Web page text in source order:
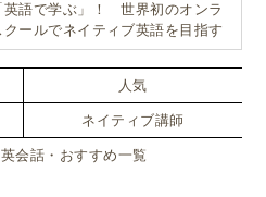
ンマークで約70校、そのう
年時点での学校数）といわ
機関
です。入学試験がない
ありません。
英語で学ぶ」！ 世界初のオンラ
ールでネイティブ英語を目指す
人気
ネイティブ講師
会話・おすすめ一覧